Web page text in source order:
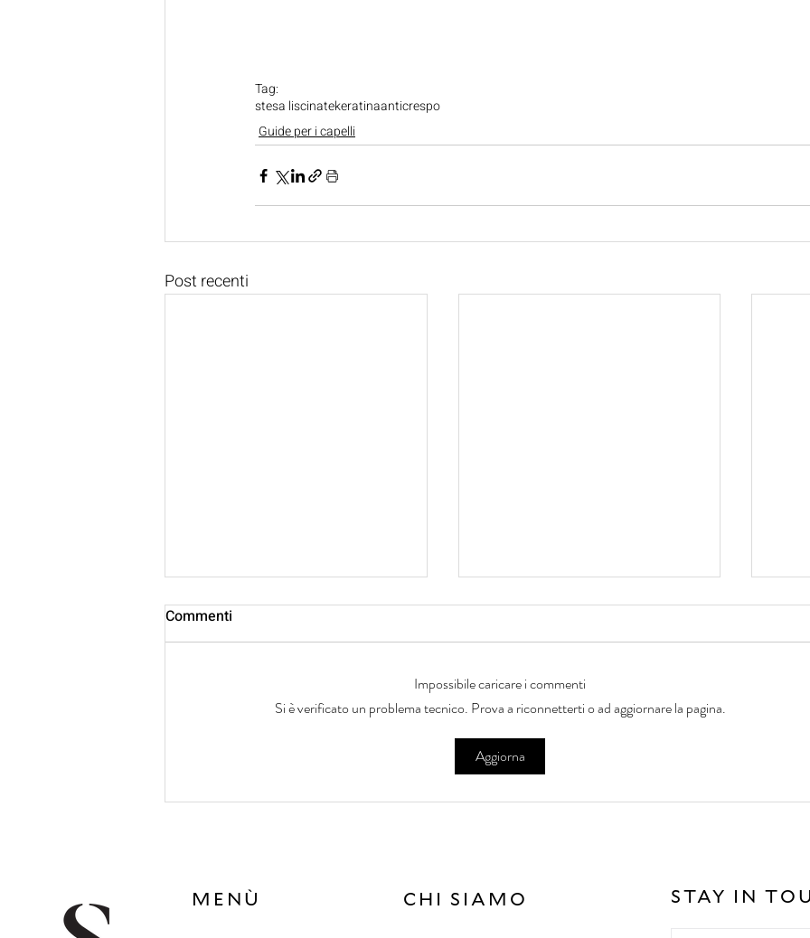
Tag:
stesa liscinatekeratinaanticrespo
Guide per i capelli
Post recenti
danneggiati con i Trattamenti
Schiariture Naturali: Il
Segreto per Capelli da
Copertina (Senza Rovinare la
Commenti
Impossibile caricare i commenti
Si è verificato un problema tecnico. Prova a riconnetterti o ad aggiornare la pagina.
Aggiorna
MENÙ CHI SIAMO STAY IN